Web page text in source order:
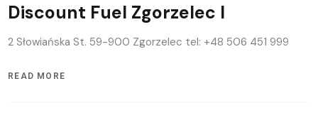
Discount Fuel Zgorzelec I
2 Słowiańska St. 59-900 Zgorzelec tel: +48 506 451 999
READ MORE